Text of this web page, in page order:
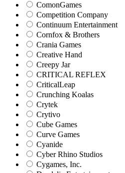
ComonGames
Competition Company
Continuum Entertainment
Cornfox & Brothers
Crania Games
Creative Hand
Creepy Jar
CRITICAL REFLEX
CriticalLeap
Crunching Koalas
Crytek
Crytivo
Cube Games
Curve Games
Cyanide
Cyber Rhino Studios
Cygames, Inc.